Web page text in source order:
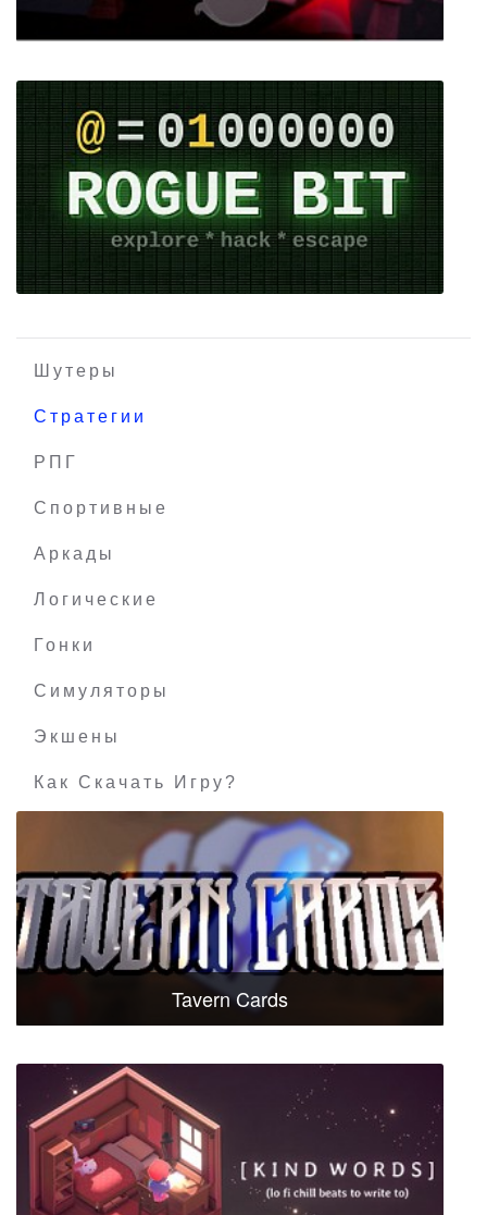
Ghost Guns
Шутеры
Стратегии
РПГ
Спортивные
Аркады
Логические
Гонки
Симуляторы
Экшены
Как Скачать Игру?
Tavern Cards